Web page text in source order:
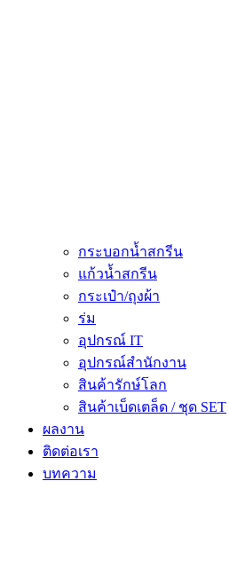
กระบอกน้ำสกรีน
แก้วน้ำสกรีน
กระเป๋า/ถุงผ้า
ร่ม
อุปกรณ์ IT
อุปกรณ์สำนักงาน
สินค้ารักษ์โลก
สินค้าเบ็ดเตล็ด / ชุด SET
ผลงาน
ติดต่อเรา
บทความ